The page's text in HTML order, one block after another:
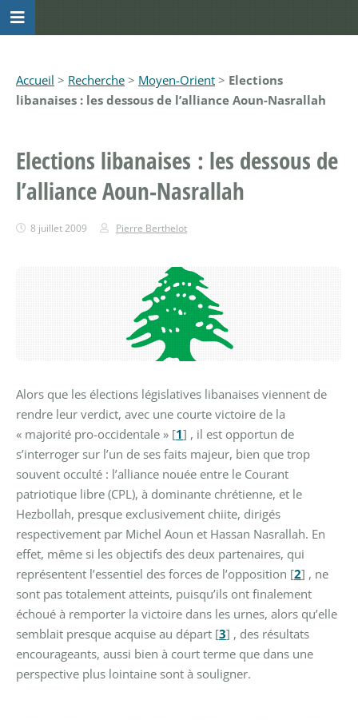
Accueil > Recherche > Moyen-Orient > Elections
libanaises : les dessous de l’alliance Aoun-Nasrallah
Elections libanaises : les dessous de
l’alliance Aoun-Nasrallah
8 juillet 2009 Pierre Berthelot
Alors que les élections législatives libanaises viennent de
rendre leur verdict, avec une courte victoire de la
« majorité pro-occidentale » [1] , il est opportun de
s’interroger sur l’un de ses faits majeur, bien que trop
souvent occulté : l’alliance nouée entre le Courant
patriotique libre (CPL), à dominante chrétienne, et le
Hezbollah, presque exclusivement chiite, dirigés
respectivement par Michel Aoun et Hassan Nasrallah. En
effet, même si les objectifs des deux partenaires, qui
représentent l’essentiel des forces de l’opposition [2] , ne
sont pas totalement atteints, puisqu’ils ont finalement
échoué à remporter la victoire dans les urnes, alors qu’elle
semblait presque acquise au départ [3] , des résultats
encourageants, aussi bien à court terme que dans une
perspective plus lointaine sont à souligner.